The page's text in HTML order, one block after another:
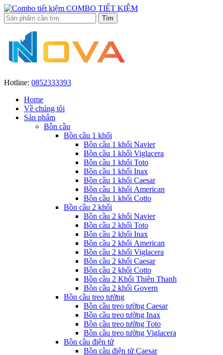
COMBO TIẾT KIỆM
Hotline: 0852333393
Home
Về chúng tôi
Sản phẩm
Bồn cầu
Bồn cầu 1 khối
Bồn cầu 1 khối Navier
Bồn cầu 1 khối Viglacera
Bồn cầu 1 khối Toto
Bồn cầu 1 khối Inax
Bồn cầu 1 khối Caesar
Bồn cầu 1 khối American
Bồn cầu 1 khối Cotto
Bồn cầu 2 khối
Bồn cầu 2 khối Navier
Bồn cầu 2 khối Toto
Bồn cầu 2 khối Inax
Bồn cầu 2 khối American
Bồn cầu 2 khối Viglacera
Bồn cầu 2 khối Caesar
Bồn cầu 2 khối Cotto
Bồn cầu 2 Khối Thiên Thanh
Bồn cầu 2 khối Govern
Bồn cầu treo tường
Bồn cầu treo tường Caesar
Bồn cầu treo tường Inax
Bồn cầu treo tường Toto
Bồn cầu treo tường Viglacera
Bồn cầu điện tử
Bồn cầu điện tử Caesar